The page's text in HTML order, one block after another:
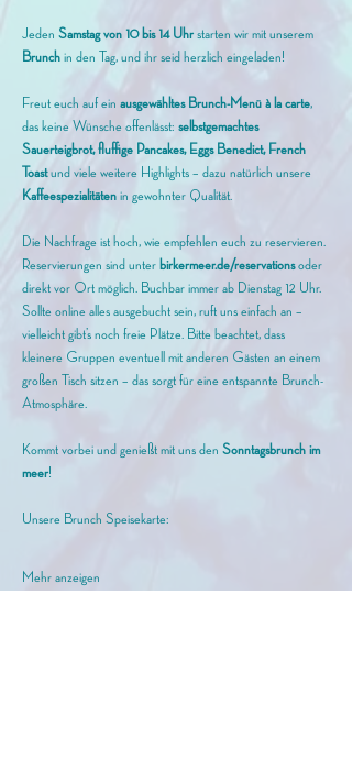
Jeden Samstag von 10 bis 14 Uhr starten wir mit unserem
Brunch in den Tag, und ihr seid herzlich eingeladen!
Freut euch auf ein ausgewähltes Brunch-Menü à la carte,
das keine Wünsche offenlässt: selbstgemachtes
Sauerteigbrot, fluffige Pancakes, Eggs Benedict, French
Toast und viele weitere Highlights – dazu natürlich unsere
Kaffeespezialitäten in gewohnter Qualität.
Die Nachfrage ist hoch, wie empfehlen euch zu reservieren.
Reservierungen sind unter birkermeer.de/reservations oder
direkt vor Ort möglich. Buchbar immer ab Dienstag 12 Uhr.
Sollte online alles ausgebucht sein, ruft uns einfach an –
vielleicht gibt’s noch freie Plätze. Bitte beachtet, dass
kleinere Gruppen eventuell mit anderen Gästen an einem
großen Tisch sitzen – das sorgt für eine entspannte Brunch-
Atmosphäre.
Kommt vorbei und genießt mit uns den Sonntagsbrunch im
meer!
Unsere Brunch Speisekarte:
Mehr anzeigen